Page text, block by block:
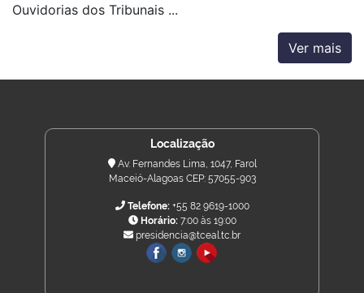
Ouvidorias dos Tribunais ...
Ver mais
Localização
Av. Fernandes Lima, 1047, Farol
Maceió-Alagoas CEP: 57055-903
Telefone:+55 82 9619-1000
Horário:7:00 às 19:00
presidencia@tceal.tc.br